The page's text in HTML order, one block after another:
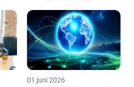
01 juni 2026